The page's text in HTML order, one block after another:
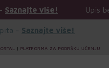
više! Upis bez
- Saznajte više!
| PLATFORMA ZA PODRŠKU UČENJU